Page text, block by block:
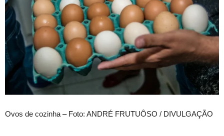
Ovos de cozinha – Foto: ANDRÉ FRUTUÔSO / DIVULGAÇÃO